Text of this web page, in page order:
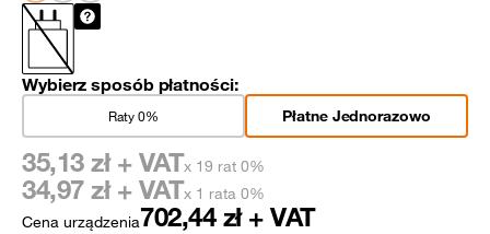
Wybierz sposób płatności:
Płatne Jednorazowo
Raty 0%
Cena urządzenia702,44 zł + VAT
35,13 zł + VATx 19 rat 0%
34,97 zł + VATx 1 rata 0%